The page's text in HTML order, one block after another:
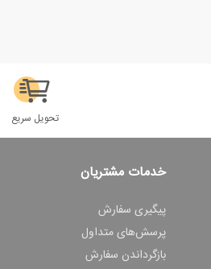
تحویل سریع
خدمات مشتریان
پیگیری سفارش
پرسش‌های متداول
بازگرداندن سفارش